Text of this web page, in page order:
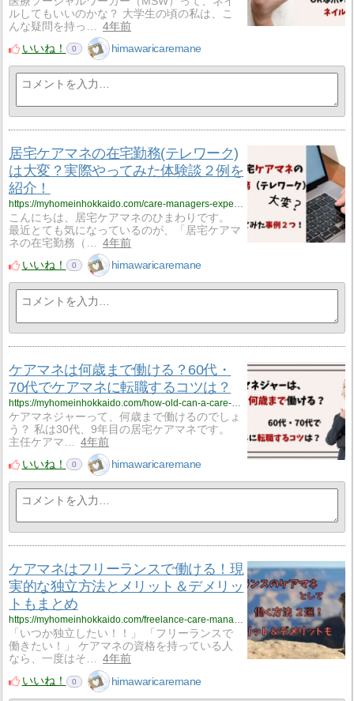
ルしてもいいのかな？ 大学生の頃の私は、こ
んな疑問を持っ…
4年前
いいね！
0 himawaricaremane
居宅ケアマネの在宅勤務(テレワーク)
は大変？実際やってみた体験談２例を
紹介！
こんにちは、居宅ケアマネのひまわりです。
最近とても気になっているのが、「居宅ケアマ
ネの在宅勤務（…
4年前
いいね！
0 himawaricaremane
ケアマネは何歳まで働ける？60代・
70代でケアマネに転職するコツは？
https://myhomeinhokkaido.com/how-old-can-a-care-manager-work-2022611/
ケアマネジャーって、何歳まで働けるのでしょ
う？ 私は30代、9年目の居宅ケアマネです。
主任ケアマ…
4年前
いいね！
0 himawaricaremane
ケアマネはフリーランスで働ける！現
実的な独立方法とメリット＆デメリッ
トもまとめ
https://myhomeinhokkaido.com/freelance-care-manager-2022610/
「いつか独立したい！！」 「フリーランスで
働きたい！」 ケアマネの資格を持っている人
なら、一度はそ…
4年前
いいね！
0 himawaricaremane